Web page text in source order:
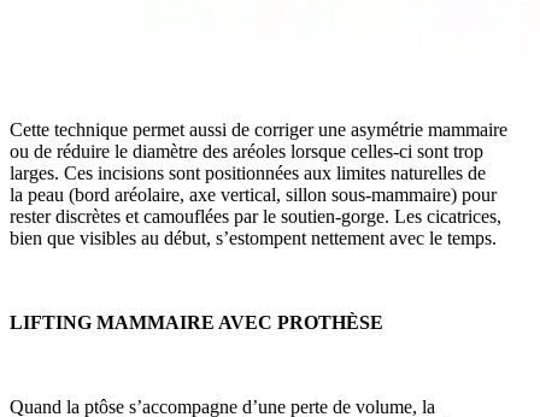
Cette technique permet aussi de corriger une asymétrie mammaire
ou de réduire le diamètre des aréoles lorsque celles-ci sont trop
larges. Ces incisions sont positionnées aux limites naturelles de
la peau (bord aréolaire, axe vertical, sillon sous-mammaire) pour
rester discrètes et camouflées par le soutien-gorge. Les cicatrices,
bien que visibles au début, s’estompent nettement avec le temps.
LIFTING MAMMAIRE AVEC PROTHÈSE
Quand la ptôse s’accompagne d’une perte de volume, la